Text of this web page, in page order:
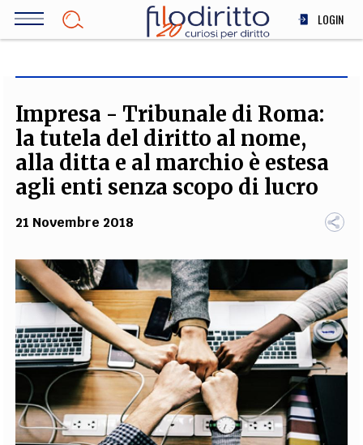
Salta
LOGIN
SOCIETÀ
MEDICINA
SCIENZA
STORIA E FILOSOFIA
INNOVAZIONE
TEAM
FILODIRITTO REDAZIONE COMITATO SCIENTIFICO AUTORI CURATORI
FOTOGRAFI PARTNER COLLABORA CON NOI
EXTRA
CODICI RUBRICHE LIBRI PROCEEDINGS PUBBLICITÀ CONTATTI
Impresa - Tribunale di Roma:
la tutela del diritto al nome,
alla ditta e al marchio è estesa
agli enti senza scopo di lucro
21 Novembre 2018